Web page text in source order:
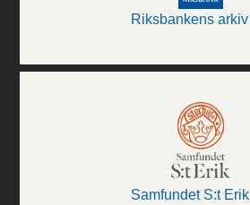
Riksbankens arkiv
Samfundet S:t Erik